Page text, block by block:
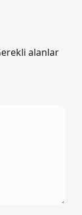
alanlar